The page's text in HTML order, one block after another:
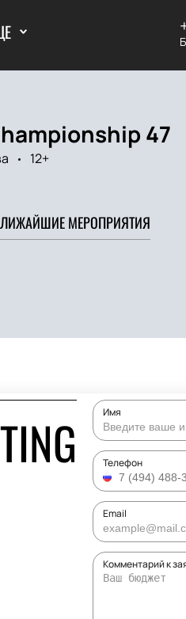
47
12+
МЕРОПРИЯТИЯ
Имя
Телефон
Email
Комментарий к